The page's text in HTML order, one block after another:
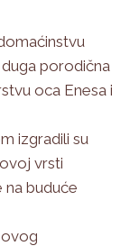
porodična
oca Enesa i
izgradili su
vrsti
buduće